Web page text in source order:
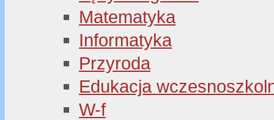
Matematyka
Informatyka
Przyroda
Edukacja
W-f